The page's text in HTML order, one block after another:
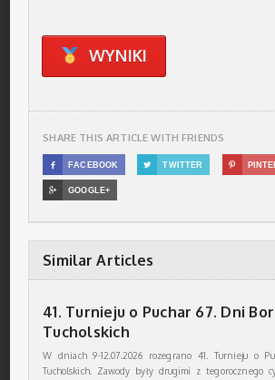
WYNIKI
SHARE THIS ARTICLE WITH FRIENDS
 FACEBOOK  TWITTER 
 GOOGLE+
Similar Articles
41. Turnieju o Puchar 67. Dni
Tucholskich
W dniach 9-12.07.2026 rozegrano 41. Turnieju o
Tucholskich. Zawody były drugimi z tegorocznego